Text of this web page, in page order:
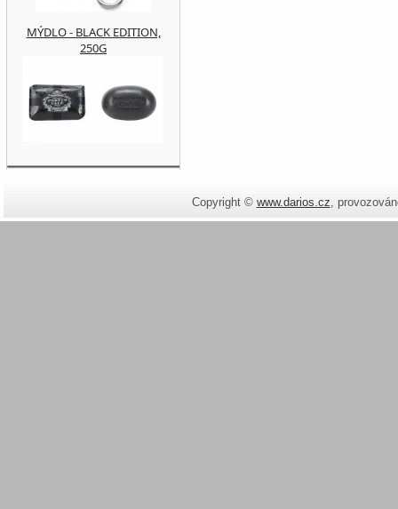
MÝDLO - BLACK EDITION,
250G
Copyright © www.darios.cz,